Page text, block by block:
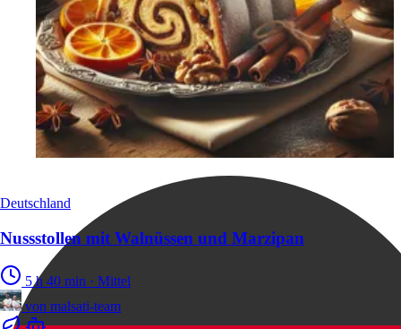
Deutschland
Nussstollen mit Walnüssen und Marzipan
5 h 40 min · Mittel
von malsati-team